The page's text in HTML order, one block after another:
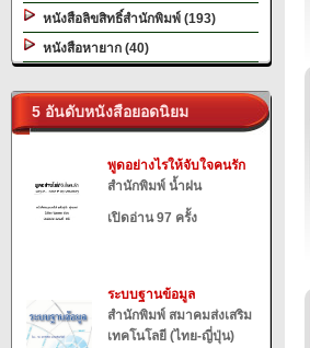
หนังสือลิขสิทธิ์สำนักพิมพ์ (193)
หนังสือหายาก (40)
5 อันดับหนังสือยอดนิยม
พูดอย่างไรให้จับใจคนรัก
สำนักพิมพ์ น้ำฝน
เปิดอ่าน 97 ครั้ง
ระบบฐานข้อมูล
สำนักพิมพ์ สมาคมส่งเสริม
เทคโนโลยี (ไทย-ญี่ปุ่น)